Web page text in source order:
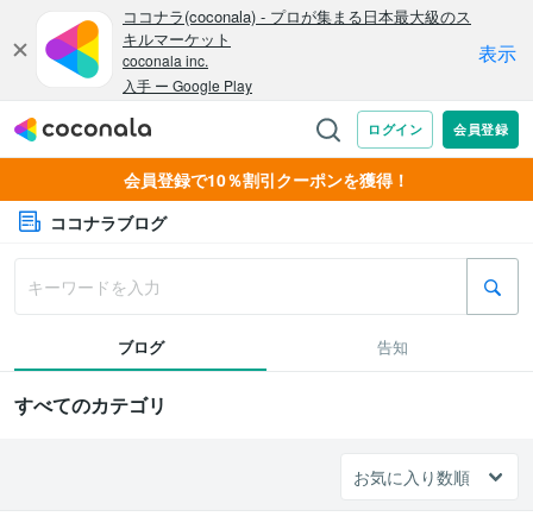
会員登録で10％割引クーポンを獲得！
ココナラブログ
ブログ 告知
すべてのカテゴリ